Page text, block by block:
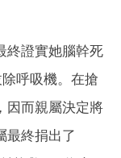
終證實她腦幹死
呼吸機。在搶
因而親屬決定將
最終捐出了